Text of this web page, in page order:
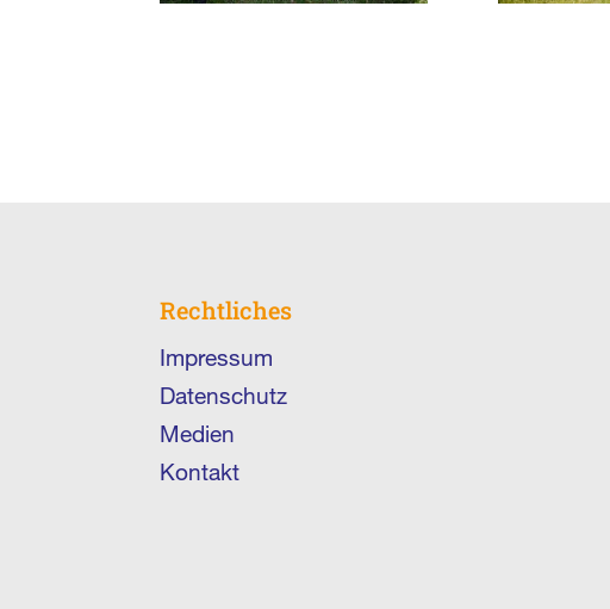
Rechtliches
Impressum
Datenschutz
Medien
Kontakt